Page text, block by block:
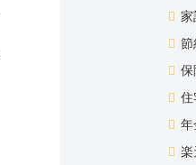
家
節
保
住
年
楽